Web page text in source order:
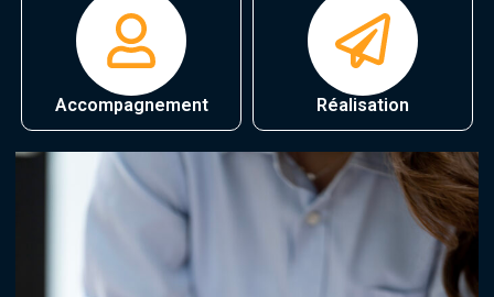
Accompagnement Réalisation